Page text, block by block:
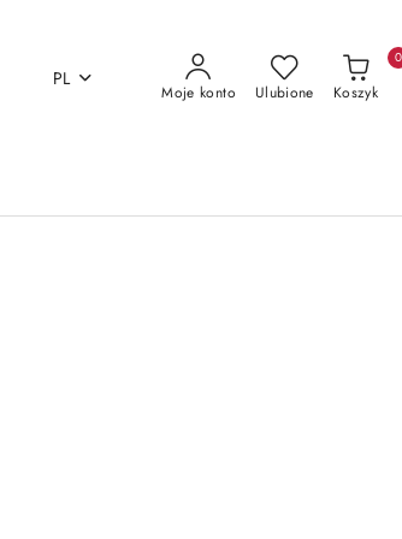
PL
Moje konto Ulubione Koszyk
0